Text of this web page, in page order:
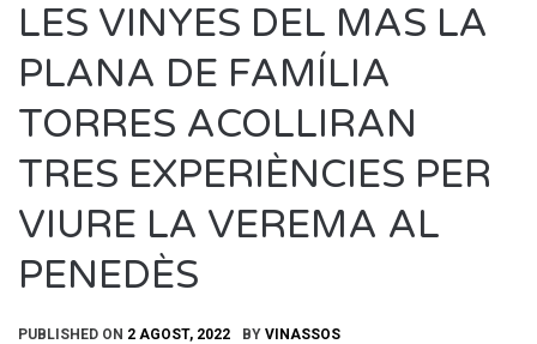
LES VINYES DEL MAS LA
PLANA DE FAMÍLIA
TORRES ACOLLIRAN
TRES EXPERIÈNCIES PER
VIURE LA VEREMA AL
PENEDÈS
PUBLISHED ON 2 AGOST, 2022 BY VINASSOS